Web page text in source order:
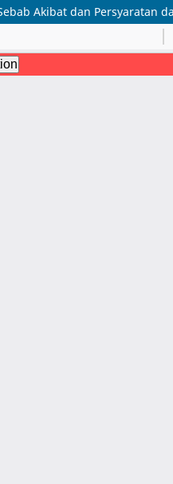
Akibat dan Persyaratan